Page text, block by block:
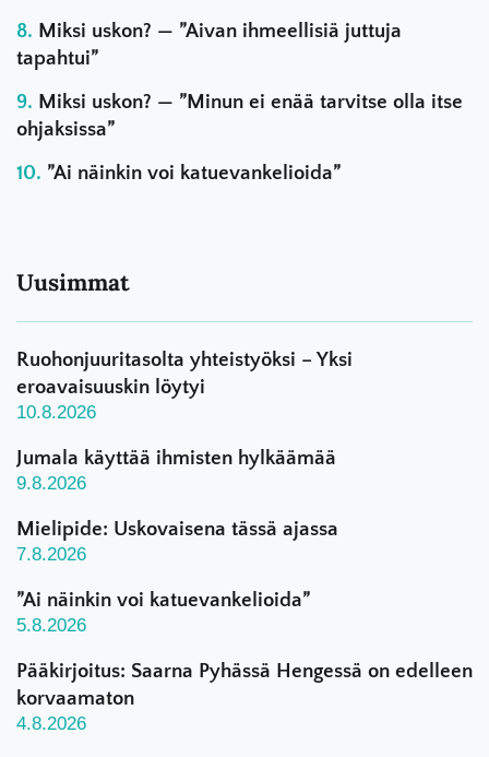
Miksi uskon? — ”Aivan ihmeellisiä juttuja
tapahtui”
Miksi uskon? — ”Minun ei enää tarvitse olla itse
ohjaksissa”
”Ai näinkin voi katuevankelioida”
Uusimmat
Ruohonjuuritasolta yhteistyöksi – Yksi
eroavaisuuskin löytyi
10.8.2026
Jumala käyttää ihmisten hylkäämää
9.8.2026
Mielipide: Uskovaisena tässä ajassa
7.8.2026
”Ai näinkin voi katuevankelioida”
5.8.2026
Pääkirjoitus: Saarna Pyhässä Hengessä on edelleen
korvaamaton
4.8.2026